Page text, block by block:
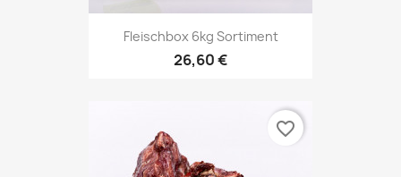
Fleischbox 6kg Sortiment
26,60 €
favorite_border